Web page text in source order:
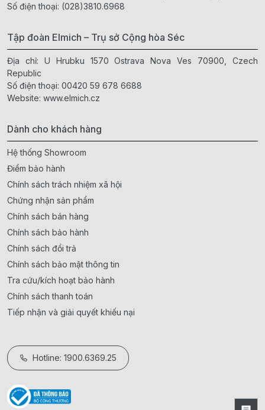
Số điện thoại: (028)3810.6968
Tập đoàn Elmich – Trụ sở Cộng hòa Séc
Địa chỉ: U Hrubku 1570 Ostrava Nova Ves 70900, Czech
Republic
Số điện thoại: 00420 59 678 6688
Website: www.elmich.cz
Dành cho khách hàng
Hệ thống Showroom
Điểm bảo hành
Chính sách trách nhiệm xã hội
Chứng nhận sản phẩm
Chính sách bán hàng
Chính sách bảo hành
Chính sách đổi trả
Chính sách bảo mật thông tin
Tra cứu/kích hoạt bảo hành
Chính sách thanh toán
Tiếp nhận và giải quyết khiếu nại
Hotline: 1900.6369.25